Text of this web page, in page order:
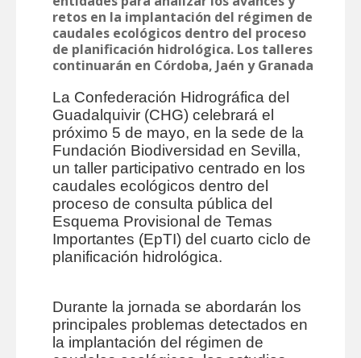
retos en la implantación del régimen de
caudales ecológicos dentro del proceso
de planificación hidrológica. Los talleres
continuarán en Córdoba, Jaén y Granada
La Confederación Hidrográfica del
Guadalquivir (CHG) celebrará el
próximo 5 de mayo, en la sede de la
Fundación Biodiversidad en Sevilla,
un taller participativo centrado en los
caudales ecológicos dentro del
proceso de consulta pública del
Esquema Provisional de Temas
Importantes (EpTI) del cuarto ciclo de
planificación hidrológica.
Durante la jornada se abordarán los
principales problemas detectados en
la implantación del régimen de